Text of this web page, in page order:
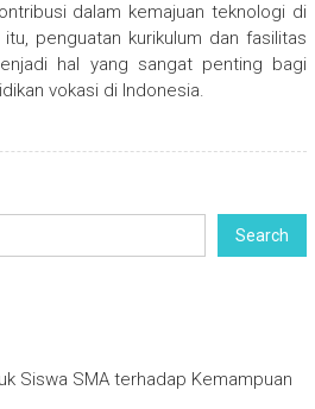
dalam kemajuan teknologi di
penguatan kurikulum dan fasilitas
hal yang sangat penting bagi
vokasi di Indonesia.
Search
Siswa SMA terhadap Kemampuan